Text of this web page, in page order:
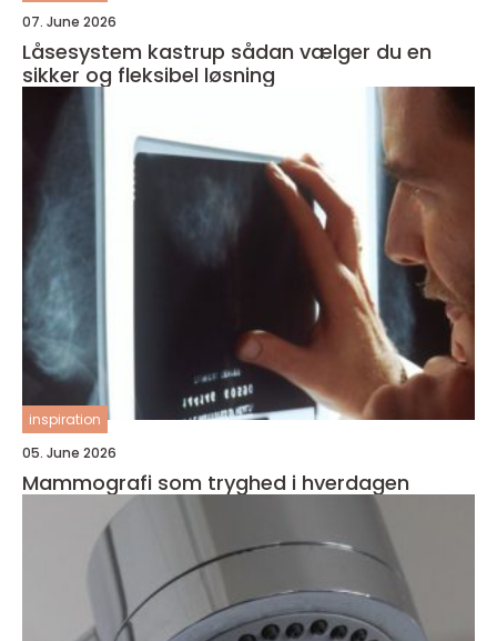
07. June 2026
Låsesystem kastrup sådan vælger du en
sikker og fleksibel løsning
inspiration
05. June 2026
Mammografi som tryghed i hverdagen